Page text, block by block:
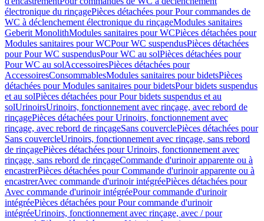
électronique du rinçagePièces détachées pour Pour commandes de
WC à déclenchement électronique du rinçageModules sanitaires
Geberit MonolithModules sanitaires pour WCPièces détachées pour
Modules sanitaires pour WCPour WC suspendusPièces détachées
pour Pour WC suspendusPour WC au solPièces détachées pour
Pour WC au solAccessoiresPièces détachées pour
AccessoiresConsommablesModules sanitaires pour bidetsPièces
détachées pour Modules sanitaires pour bidetsPour bidets suspendus
et au solPièces détachées pour Pour bidets suspendus et au
solUrinoirsUrinoirs, fonctionnement avec rinçage, avec rebord de
rinçagePièces détachées pour Urinoirs, fonctionnement avec
rinçage, avec rebord de rinçageSans couverclePièces détachées pour
Sans couvercleUrinoirs, fonctionnement avec rinçage, sans rebord
de rinçagePièces détachées pour Urinoirs, fonctionnement avec
rinçage, sans rebord de rinçageCommande d'urinoir apparente ou à
encastrerPièces détachées pour Commande d'urinoir apparente ou à
encastrerAvec commande d'urinoir intégréePièces détachées pour
Avec commande d'urinoir intégréePour commande d'urinoir
intégréePièces détachées pour Pour commande d'urinoir
intégréeUrinoirs, fonctionnement avec rinçage, avec / pour